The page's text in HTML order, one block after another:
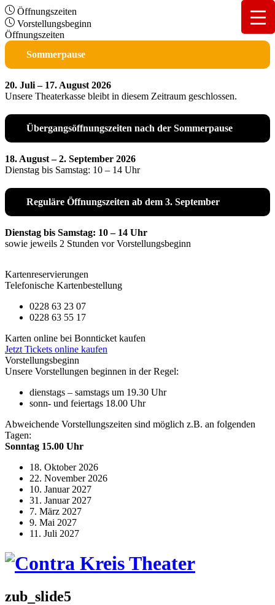
Öffnungszeiten
Vorstellungsbeginn
Öffnungszeiten
Sommerpause
20. Juli – 17. August 2026
Unsere Theaterkasse bleibt in diesem Zeitraum geschlossen.
Übergangsöffnungszeiten nach der Sommerpause
18. August – 2. September 2026
Dienstag bis Samstag: 10 – 14 Uhr
Reguläre Öffnungszeiten ab dem 3. September
Dienstag bis Samstag: 10 – 14 Uhr
sowie jeweils 2 Stunden vor Vorstellungsbeginn
Kartenreservierungen
Telefonische Kartenbestellung
0228 63 23 07
0228 63 55 17
Karten online bei Bonnticket kaufen
Jetzt Tickets online kaufen
Vorstellungsbeginn
Unsere Vorstellungen beginnen in der Regel:
dienstags – samstags um 19.30 Uhr
sonn- und feiertags 18.00 Uhr
Abweichende Vorstellungszeiten sind möglich z.B. an folgenden
Tagen:
Sonntag 15.00 Uhr
18. Oktober 2026
22. November 2026
10. Januar 2027
31. Januar 2027
7. März 2027
9. Mai 2027
11. Juli 2027
zub_slide5